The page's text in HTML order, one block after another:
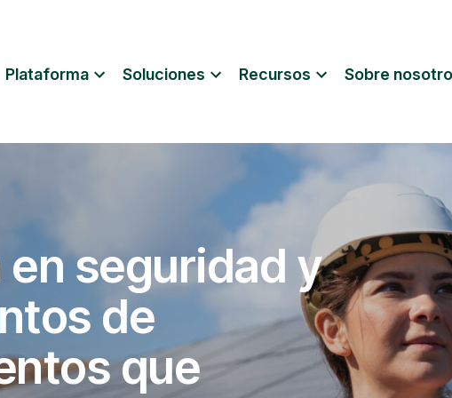
Plataforma Soluciones Recursos Sobre
en seguridad y
de
que